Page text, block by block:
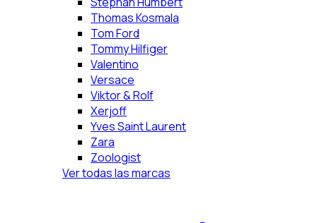
Thomas Kosmala
Tom Ford
Tommy Hilfiger
Valentino
Versace
Viktor & Rolf
Xerjoff
Yves Saint Laurent
Zara
Zoologist
Ver todas las marcas